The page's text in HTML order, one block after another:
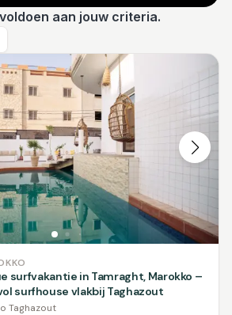
aan jouw criteria.
surfvakantie in Tamraght, Marokko –
surfhouse vlakbij Taghazout
Taghazout